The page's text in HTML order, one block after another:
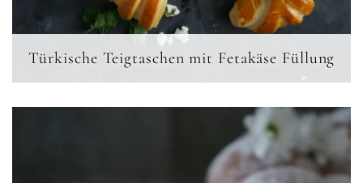
Türkische Teigtaschen mit Fetakäse Füllung